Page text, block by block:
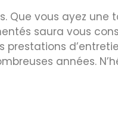
vous ayez une
saura vous
prestations
années.